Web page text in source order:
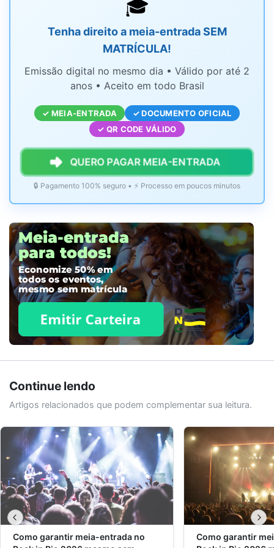
🎓
Tenha direito a meia-entrada SEM
MATRÍCULA!
Emissão digital no mesmo dia • Válido por até 2
anos • Aceito em todo Brasil
✓ MEIA-ENTRADA
✓ DOCUMENTO OFICIAL
✓ QR CODE VÁLIDO
QUERO PAGAR MEIA-ENTRADA
🔒 Pagamento 100% seguro • ⚡ Processo em poucos minutos
Continue lendo
Artigos relacionados que podem complementar sua leitura.
Como garantir meia-entrada no
Como garantir